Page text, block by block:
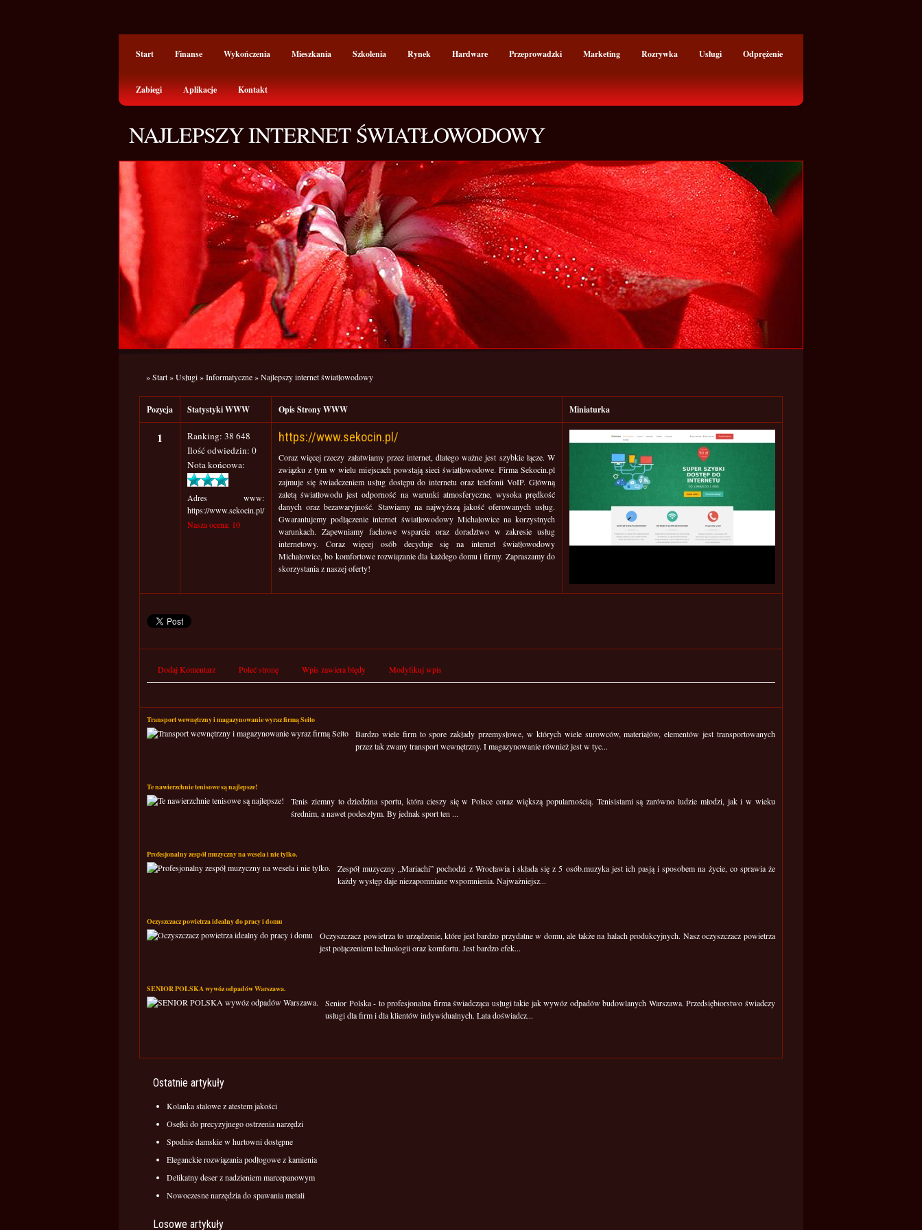
Start Finanse Wykończenia Mieszkania Szkolenia Rynek Hardware Przeprowadzki Marketing Rozrywka Usługi Odprężenie
Zabiegi Aplikacje Kontakt
NAJLEPSZY INTERNET ŚWIATŁOWODOWY
»Start»Usługi»Informatyczne»Najlepszy internet światłowodowy
Pozycja Statystyki WWW Opis Strony WWW Miniaturka
1
Ranking: 38 648
Ilość odwiedzin: 0
Nota końcowa:
Adres www:
https://www.sekocin.pl/
Nasza ocena: 10
https://www.sekocin.pl/
Coraz więcej rzeczy załatwiamy przez internet, dlatego ważne jest szybkie łącze. W
związku z tym w wielu miejscach powstają sieci światłowodowe. Firma Sekocin.pl
zajmuje się świadczeniem usług dostępu do internetu oraz telefonii VoIP. Główną
zaletą światłowodu jest odporność na warunki atmosferyczne, wysoka prędkość
danych oraz bezawaryjność. Stawiamy na najwyższą jakość oferowanych usług.
Gwarantujemy podłączenie internet światłowodowy Michałowice na korzystnych
warunkach. Zapewniamy fachowe wsparcie oraz doradztwo w zakresie usług
internetowy. Coraz więcej osób decyduje się na internet światłowodowy
Michałowice, bo komfortowe rozwiązanie dla każdego domu i firmy. Zapraszamy do
skorzystania z naszej oferty!
Dodaj Komentarz Poleć stronę Wpis zawiera błędy Modyfikuj wpis
Transport wewnętrzny i magazynowanie wyraz firmą Seito
Bardzo wiele firm to spore zakłady przemysłowe, w których wiele surowców, materiałów, elementów jest transportowanych
przez tak zwany transport wewnętrzny. I magazynowanie również jest w tyc...
Te nawierzchnie tenisowe są najlepsze!
Tenis ziemny to dziedzina sportu, która cieszy się w Polsce coraz większą popularnością. Tenisistami są zarówno ludzie młodzi, jak i w wieku
średnim, a nawet podeszłym. By jednak sport ten ...
Profesjonalny zespół muzyczny na wesela i nie tylko.
Zespół muzyczny „Mariachi” pochodzi z Wrocławia i składa się z 5 osób.muzyka jest ich pasją i sposobem na życie, co sprawia że
każdy występ daje niezapomniane wspomnienia. Najważniejsz...
Oczyszczacz powietrza idealny do pracy i domu
Oczyszczacz powietrza to urządzenie, które jest bardzo przydatne w domu, ale także na halach produkcyjnych. Nasz oczyszczacz powietrza
jest połączeniem technologii oraz komfortu. Jest bardzo efek...
SENIOR POLSKA wywóz odpadów Warszawa.
Senior Polska - to profesjonalna firma świadcząca usługi takie jak wywóz odpadów budowlanych Warszawa. Przedsiębiorstwo świadczy
usługi dla firm i dla klientów indywidualnych. Lata doświadcz...
Ostatnie artykuły
Kolanka stalowe z atestem jakości
Osełki do precyzyjnego ostrzenia narzędzi
Spodnie damskie w hurtowni dostępne
Eleganckie rozwiązania podłogowe z kamienia
Delikatny deser z nadzieniem marcepanowym
Nowoczesne narzędzia do spawania metali
Losowe artykuły